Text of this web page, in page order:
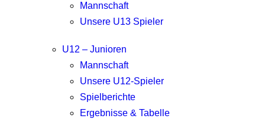
Mannschaft
Unsere U13 Spieler
U12 – Junioren
Mannschaft
Unsere U12-Spieler
Spielberichte
Ergebnisse & Tabelle